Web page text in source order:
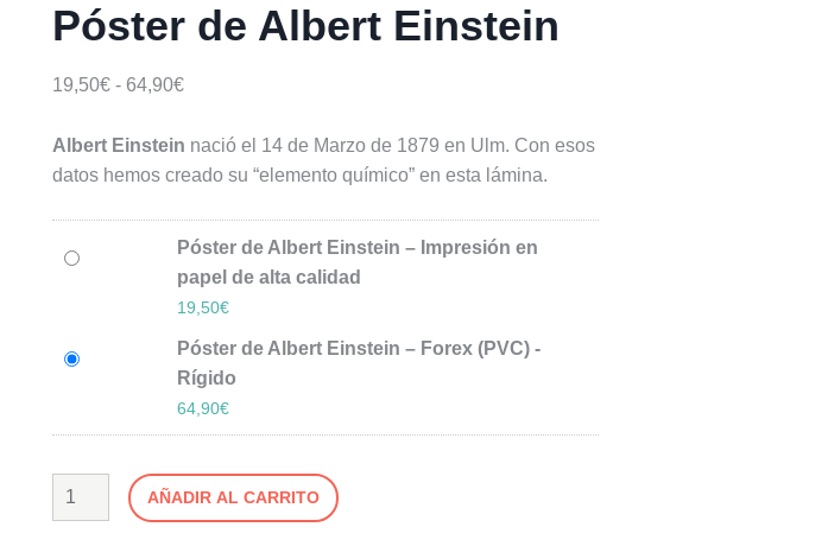
Póster de Albert Einstein
19,50€ - 64,90€Rango
precios:
desde
Albert Einstein nació el 14 de Marzo de 1879 en Ulm. Con esos
datos hemos creado su “elemento químico” en esta lámina.
Póster de Albert Einstein – Impresión en
papel de alta calidad
19,50€
Póster de Albert Einstein – Forex (PVC) -
Rígido
64,90€
AÑADIR AL CARRITO